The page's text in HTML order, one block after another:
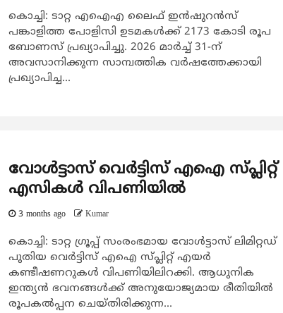
കൊച്ചി: ടാറ്റ എഐഎ ലൈഫ് ഇൻഷുറൻസ്
പങ്കാളിത്ത പോളിസി ഉടമകള്‍ക്ക് 2173 കോടി രൂപ
ബോണസ് പ്രഖ്യാപിച്ചു. 2026 മാർച്ച് 31-ന്
അവസാനിക്കുന്ന സാമ്പത്തിക വർഷത്തേക്കായി
പ്രഖ്യാപിച്ച...
വോൾട്ടാസ് വെർട്ടിസ് എഐ സ്പ്ലിറ്റ്
എസികൾ വിപണിയിൽ
3 months ago Kumar
കൊച്ചി: ടാറ്റ ഗ്രൂപ്പ് സംരംഭമായ വോൾട്ടാസ് ലിമിറ്റഡ്
പുതിയ വെർട്ടിസ് എഐ സ്പ്ലിറ്റ് എയർ
കണ്ടീഷണറുകൾ വിപണിയിലിറക്കി. ആധുനിക
ഇന്ത്യൻ ഭവനങ്ങൾക്ക് അനുയോജ്യമായ രീതിയിൽ
രൂപകൽപ്പന ചെയ്തിരിക്കുന്ന...